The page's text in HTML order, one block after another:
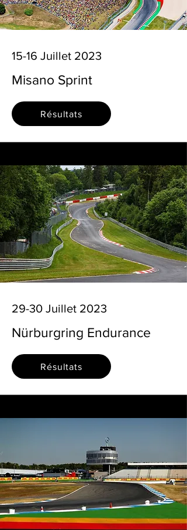
15-16 Juillet 2023
Misano Sprint
Résultats
29-30 Juillet 2023
Nürburgring Endurance
Résultats